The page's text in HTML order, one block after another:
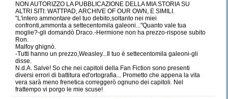
NON AUTORIZZO LA PUBBLICAZIONE DELLA MIA STORIA SU
ALTRI SITI: WATTPAD, ARCHIVE OF OUR OWN, E SIMILI.
"L'intero ammontare del tuo debito,soltanto nei miei
confronti,ammonta a settecentomila galeoni..."Quanto vale tua
moglie?-gli domandò Draco.-Hermione non ha prezzo-rispose subito
Ron.
Malfoy ghignò.
-Tutti hanno un prezzo,Weasley...Il tuo è settecentomila galeoni-gli
disse.
N.d.A. Salve! So che nei capitoli della Fan Fiction sono presenti
diversi errori di battitura ed'ortografia... Prometto che appena la vita
vera sarà meno frenetica correggerò ognuno dei capitoli. Nel
frattempo vi porgo le mie scuse!